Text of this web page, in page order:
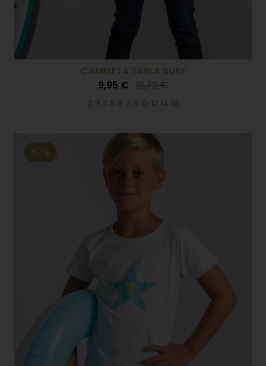
CAMISETA TABLA SURF
9,95 € 21,72 €
2 3 4 5 6 7 8 10 12 14 16
67%